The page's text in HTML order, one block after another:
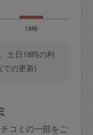
18時
土日18時の利
での更新)
コミの一部をご